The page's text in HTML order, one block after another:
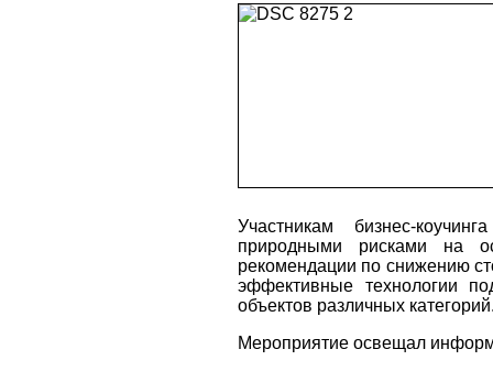
Участникам бизнес-
природными рисками на
рекомендации по снижению
эффективные технологии
объектов различных
Мероприятие освещал